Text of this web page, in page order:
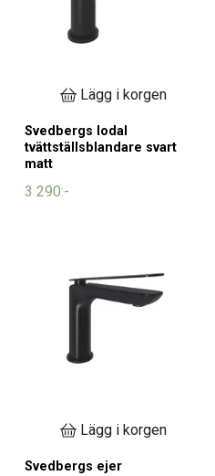
Lägg i korgen
Svedbergs lodal
tvättställsblandare svart
matt
3 290:-
Lägg i korgen
Svedbergs ejer